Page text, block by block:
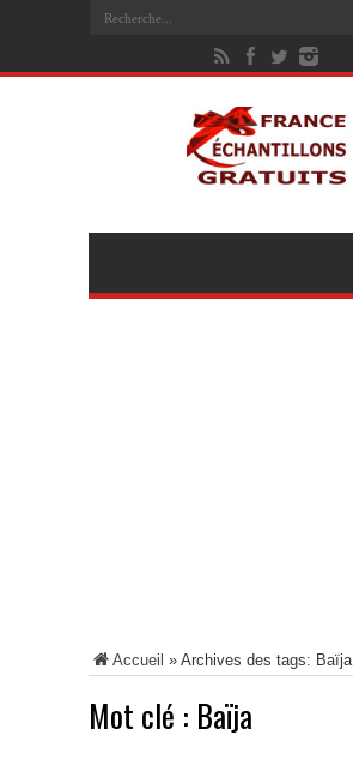
Accueil » Archives des tags: Baïja
Mot clé : Baïja